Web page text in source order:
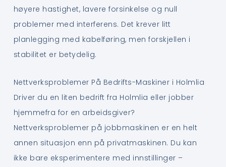
høyere hastighet, lavere forsinkelse og null
problemer med interferens. Det krever litt
planlegging med kabelføring, men forskjellen i
stabilitet er betydelig.
Nettverksproblemer På Bedrifts-Maskiner i Holmlia
Driver du en liten bedrift fra Holmlia eller jobber
hjemmefra for en arbeidsgiver?
Nettverksproblemer på jobbmaskinen er en helt
annen situasjon enn på privatmaskinen. Du kan
ikke bare eksperimentere med innstillinger –